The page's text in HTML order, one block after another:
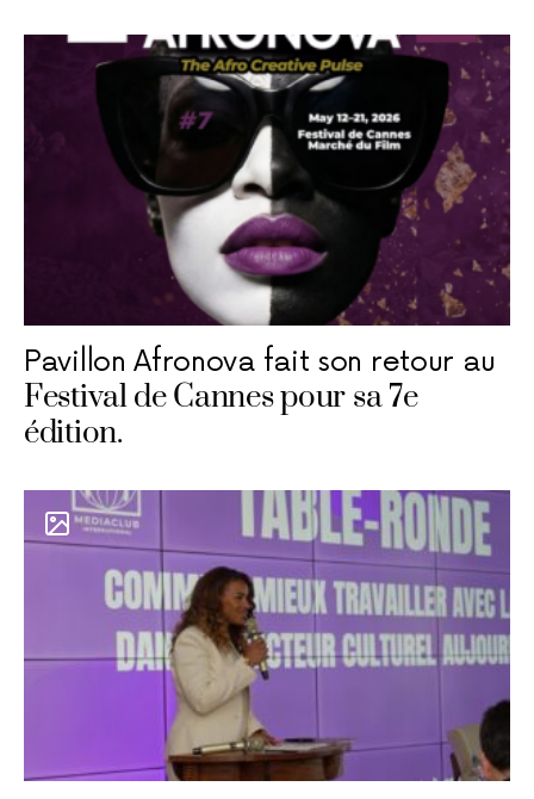
Pavillon Afronova fait son retour au
Festival de Cannes pour sa 7e
édition.